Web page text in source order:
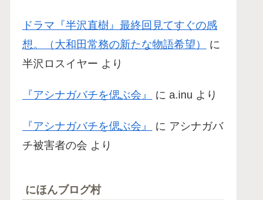
ドラマ『半沢直樹』最終回見てすぐの感
想。（大和田常務の新たな物語希望）
に
半沢ロスイヤー より
『アシナガバチを偲ぶ会』 に a.inu より
『アシナガバチを偲ぶ会』 に アシナガバ
チ被害者の会 より
にほんブログ村